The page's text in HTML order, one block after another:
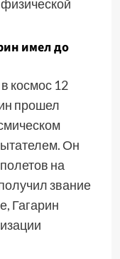
имел до
космос 12
прошел
Он
на
звание
Гагарин